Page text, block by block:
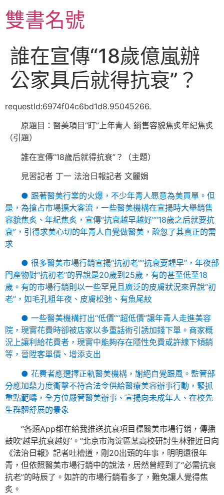
至
主雙書名號
誰在宣傳“18歲億嵐辦
公家具后就得抗衰”？
requestId:6974f04c6bd1d8.95045266.
原題目：醫美項目“盯”上年青人 銷售容貌焦炙年紀焦炙
（引題）
誰在宣傳“18歲后就得抗衰”？（主題）
見習記者 丁一 法治日報記者 文麗娟
● 跟著醫美行業的火爆，不少年青人愿意為美買單。但
是，為搶占市場擴大客流，一些醫美機構在宣揚時大舉銷售
容貌焦炙、年紀焦炙，宣傳“抗衰越早越好”“18歲之后就要抗
衰”，引得求美心切的年青人自覺做醫美，疏忽了其真正的需
求
● 很多醫美市場行銷宣揚“抗初老”“抗衰要趕早”，年夜部
門產物對“抗初老”的界說是20歲到25歲，有的甚至低至18
歲。有的市場行銷則以一些罕見且廣泛的皮膚狀況來界說“初
老”，如毛孔粗年夜、皮膚松弛、有魚尾紋
● 一些醫美機構打出“低價”“超低價”讓年青人走進美容
院，現實花費時卻被店家以多重話術引誘加錢下單。商家概
況上讓利給花費者，現實中能夠存在隱性免費或許線下傾銷
等，晉陞客單價、增添支出
● 花費者應選擇正軌醫美機構，謝絕自覺跟風。監管部
分應加鼎力度衝擊不符合法令供給醫療美容辦事行動，緊抓
重點範疇，全方位嚴管醫美辦事、宣揚向未成年人、在校先
生群體舒展的景象
“各類App都在給我推送抗衰項目標醫美市場行銷，傳播
鼓吹‘越早抗衰越好’。”北京市海淀區某高校研討生林雅近日向
《法治日報》記者吐槽道，剛20出頭的年事，明明還很年
青，但依照醫美市場行銷中的說法，居然曾經到了“必需抗衰
抗老”的時辰了。如許的市場行銷看多了，難免讓人覺得焦
炙。